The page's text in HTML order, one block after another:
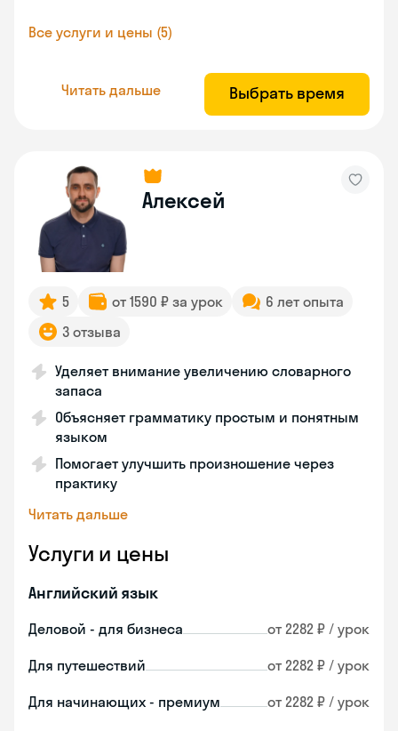
Все услуги и цены (5)
Читать дальше Выбрать время
Алексей
5 от 1590 ₽ за урок
6 лет опыта
3 отзыва
Уделяет внимание увеличению словарного
запаса
Объясняет грамматику простым и понятным
языком
Помогает улучшить произношение через
практику
Читать дальше
Услуги и цены
Английский язык
Деловой - для бизнеса от 2282 ₽ / урок
Для путешествий от 2282 ₽ / урок
Для начинающих - премиум от 2282 ₽ / урок